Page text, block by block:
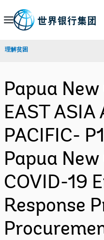
Skip
Navigation
理解贫困
Papua
EAST ASIA
PACIFIC-
Papua New
COVID-19
Response